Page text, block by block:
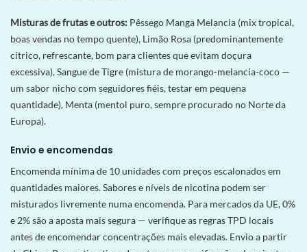
Misturas de frutas e outros: Pêssego Manga Melancia (mix tropical,
boas vendas no tempo quente), Limão Rosa (predominantemente
cítrico, refrescante, bom para clientes que evitam doçura
excessiva), Sangue de Tigre (mistura de morango-melancia-coco —
um sabor nicho com seguidores fiéis, testar em pequena
quantidade), Menta (mentol puro, sempre procurado no Norte da
Europa).
Envio e encomendas
Encomenda mínima de 10 unidades com preços escalonados em
quantidades maiores. Sabores e níveis de nicotina podem ser
misturados livremente numa encomenda. Para mercados da UE, 0%
e 2% são a aposta mais segura — verifique as regras TPD locais
antes de encomendar concentrações mais elevadas. Envio a partir